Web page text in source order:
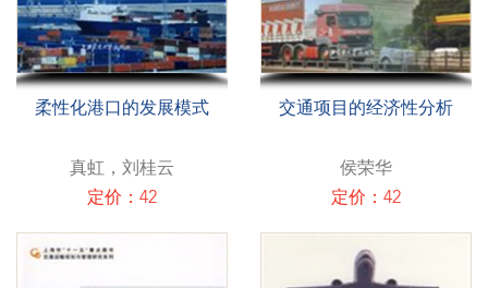
柔性化港口的发展模式
真虹，刘桂云
定价：42
交通项目的经济性分析
侯荣华
定价：42